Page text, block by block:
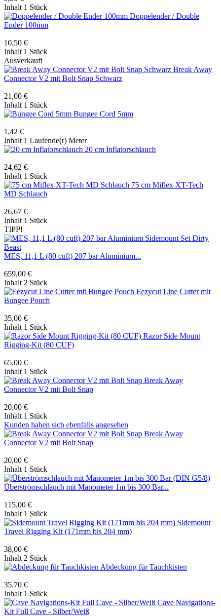
Inhalt 1 Stück
Doppelender / Double
Ender 100mm
10,50 €
Inhalt 1 Stück
Ausverkauft
Break Away
Connector V2 mit Bolt Snap Schwarz
21,00 €
Inhalt 1 Stück
Bungee Cord 5mm
1,42 €
Inhalt 1 Laufende(r) Meter
20 cm Inflatorschlauch
24,62 €
Inhalt 1 Stück
75 cm Miflex XT-Tech
MD Schlauch
26,67 €
Inhalt 1 Stück
TIPP!
MES, 11,1 L (80 cuft) 207 bar Aluminium...
659,00 €
Inhalt 2 Stück
Eezycut Line Cutter mit
Bungee Pouch
35,00 €
Inhalt 1 Stück
Razor Side Mount
Rigging-Kit (80 CUF)
65,00 €
Inhalt 1 Stück
Break Away
Connector V2 mit Bolt Snap
20,00 €
Inhalt 1 Stück
Kunden haben sich ebenfalls angesehen
Break Away
Connector V2 mit Bolt Snap
20,00 €
Inhalt 1 Stück
Überströmschlauch mit Manometer 1m bis 300 Bar...
115,00 €
Inhalt 1 Stück
Sidemount
Travel Rigging Kit (171mm bis 204 mm)
38,00 €
Inhalt 2 Stück
Abdeckung für Tauchkisten
35,70 €
Inhalt 1 Stück
Cave Navigations-
Kit Full Cave - Silber/Weiß